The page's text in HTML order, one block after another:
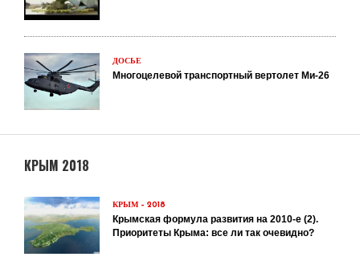
ДОСЬЕ
Многоцелевой транспортный вертолет Ми-26
КРЫМ 2018
КРЫМ – 2018
Крымская формула развития на 2010-е (2).
Приоритеты Крыма: все ли так очевидно?